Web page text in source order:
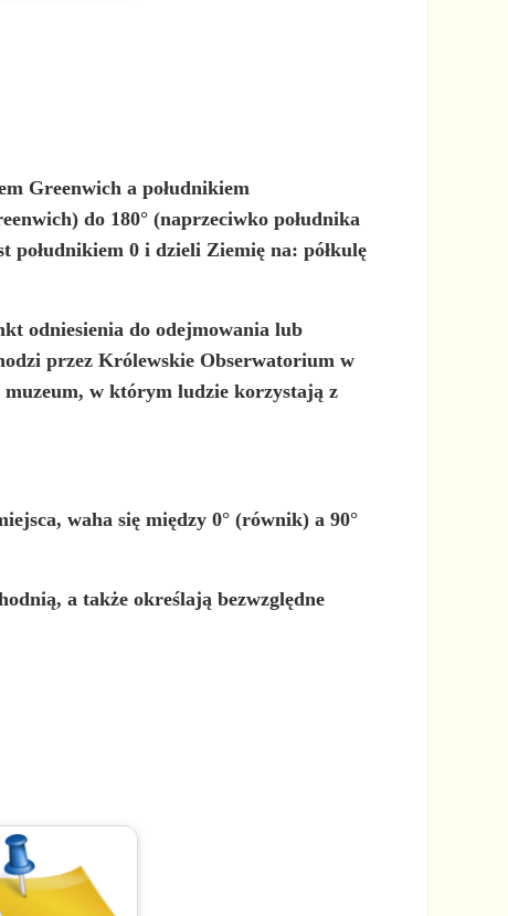
Greenwich a południkiem
do 180° (naprzeciwko południka
południkiem 0 i dzieli Ziemię na: półkulę
odniesienia do odejmowania lub
przez Królewskie Obserwatorium w
w którym ludzie korzystają z
waha się między 0° (równik) a 90°
a także określają bezwzględne